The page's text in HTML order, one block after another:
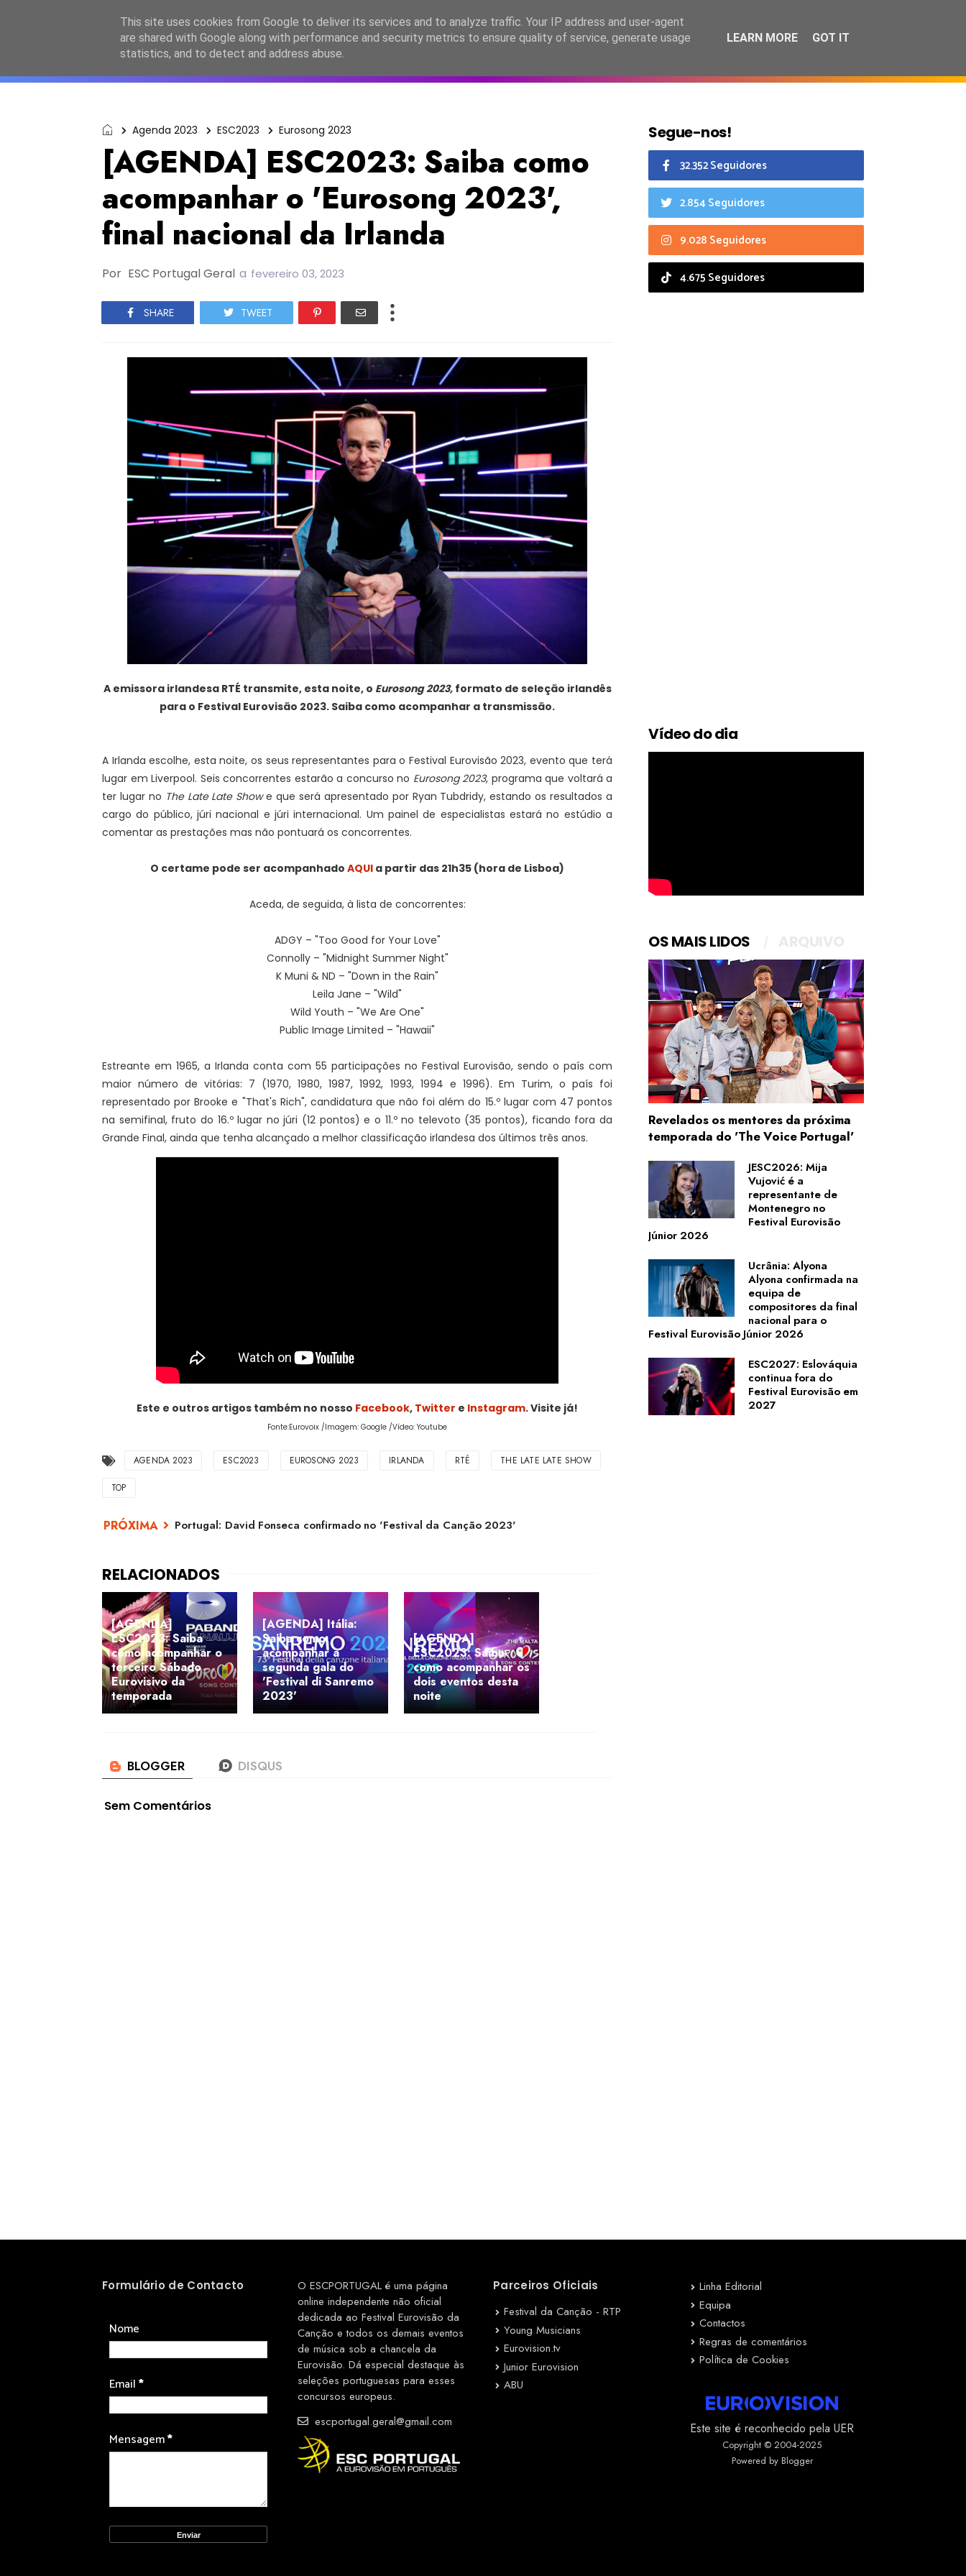
ESC2027 JESC2026 FC2026 EASC2026 PORTUGAL LANÇAMENTOS ESPECIAIS CALENDÁRIO
Agenda 2023 ESC2023 Eurosong 2023
[AGENDA] ESC2023: Saiba como
acompanhar o 'Eurosong 2023',
final nacional da Irlanda
Por ESC Portugal Geral a fevereiro 03, 2023
SHARE TWEET
A emissora irlandesa RTÉ transmite, esta noite, o Eurosong 2023,formato de seleção irlandês
para o Festival Eurovisão 2023. Saiba como acompanhar a transmissão.
A Irlanda escolhe, esta noite, os seus representantes para o Festival Eurovisão 2023, evento que terá
lugar em Liverpool. Seis concorrentes estarão a concurso no Eurosong 2023, programa que voltará a
ter lugar no The Late Late Showe que será apresentado por Ryan Tubdridy, estando os resultados a
cargo do público, júri nacional e júri internacional. Um painel de especialistas estará no estúdio a
comentar as prestações mas não pontuará os concorrentes.
O certame pode ser acompanhado AQUI a partir das 21h35 (hora de Lisboa)
Aceda, de seguida, à lista de concorrentes:
ADGY – "Too Good for Your Love"
Connolly – "Midnight Summer Night"
K Muni & ND – "Down in the Rain"
Leila Jane – "Wild"
Wild Youth – "We Are One"
Public Image Limited – "Hawaii"
Estreante em 1965, a Irlanda conta com 55 participações no Festival Eurovisão, sendo o país com
maior número de vitórias: 7 (1970, 1980, 1987, 1992, 1993, 1994 e 1996). Em Turim, o país foi
representado por Brooke e "That's Rich", candidatura que não foi além do 15.º lugar com 47 pontos
na semifinal, fruto do 16.º lugar no júri (12 pontos) e o 11.º no televoto (35 pontos), ficando fora da
Grande Final, ainda que tenha alcançado a melhor classificação irlandesa dos últimos três anos.
Este e outros artigos também no nosso Facebook, Twitter e Instagram. Visite já!
Fonte:Eurovoix /Imagem: Google /Vídeo: Youtube
AGENDA 2023 ESC2023 EUROSONG 2023 IRLANDA RTÉ THE LATE LATE SHOW
TOP
Portugal: David Fonseca confirmado no 'Festival da Canção 2023'
[AGENDA]
ESC2023: Saiba
como acompanhar o
terceiro Sábado
Eurovisivo da
temporada
[AGENDA] Itália:
Saiba como
acompanhar a
segunda gala do
'Festival di Sanremo
2023'
[AGENDA]
ESC2023: Saiba
como acompanhar os
dois eventos desta
noite
Sem Comentários
Segue-nos!
32.352 Seguidores
2.854 Seguidores
9.028 Seguidores
4.675 Seguidores
Vídeo do dia
OS MAIS LIDOS
Revelados os mentores da próxima
temporada do 'The Voice Portugal'
JESC2026: Mija
Vujović é a
representante de
Montenegro no
Festival Eurovisão
Júnior 2026
Ucrânia: Alyona
Alyona confirmada na
equipa de
compositores da final
nacional para o
Festival Eurovisão Júnior 2026
ESC2027: Eslováquia
continua fora do
Festival Eurovisão em
2027
Formulário de Contacto
Nome
Email*
Mensagem*
O ESCPORTUGAL é uma página
online independente não oficial
dedicada ao Festival Eurovisão da
Canção e todos os demais eventos
de música sob a chancela da
Eurovisão. Dá especial destaque às
seleções portuguesas para esses
concursos europeus.
escportugal.geral@gmail.com
Parceiros Oficiais
Festival da Canção - RTP
Young Musicians
Eurovision.tv
Junior Eurovision
ABU
Linha Editorial
Equipa
Contactos
Regras de comentários
Política de Cookies
Este site é reconhecido pela UER
Copyright © 2004-2025
Powered by Blogger
This site uses cookies from Google to deliver its services and to analyze traffic. Your IP address and user-agent
are shared with Google along with performance and security metrics to ensure quality of service, generate usage
statistics, and to detect and address abuse.
LEARN MORE GOT IT